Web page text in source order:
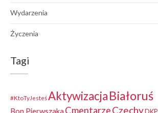
Wydarzenia
Życzenia
Tagi
#KtoTyJesteśAktywizacjaBiałoruś
Bon Pierwszaka CmentarzeCzechy